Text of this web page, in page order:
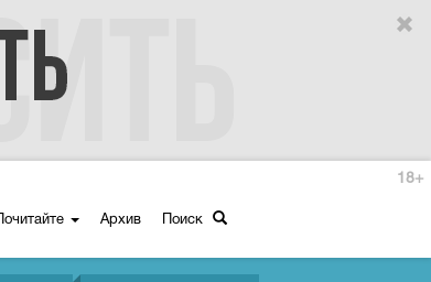
Почитайте Архив Поиск
18+